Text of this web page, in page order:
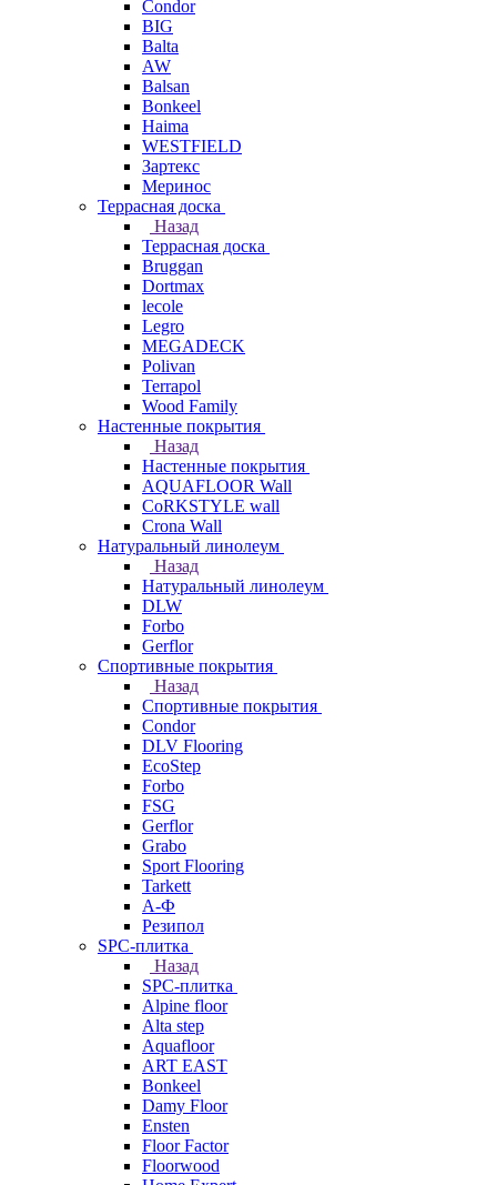
Condor
BIG
Balta
AW
Balsan
Bonkeel
Haima
WESTFIELD
Зартекс
Меринос
Террасная доска
Назад
Террасная доска
Bruggan
Dortmax
lecole
Legro
MEGADECK
Polivan
Terrapol
Wood Family
Настенные покрытия
Назад
Настенные покрытия
AQUAFLOOR Wall
CoRKSTYLE wall
Crona Wall
Натуральный линолеум
Назад
Натуральный линолеум
DLW
Forbo
Gerflor
Спортивные покрытия
Назад
Спортивные покрытия
Condor
DLV Flooring
EcoStep
Forbo
FSG
Gerflor
Grabo
Sport Flooring
Tarkett
А-Ф
Резипол
SPC-плитка
Назад
SPC-плитка
Alpine floor
Alta step
Aquafloor
ART EAST
Bonkeel
Damy Floor
Ensten
Floor Factor
Floorwood